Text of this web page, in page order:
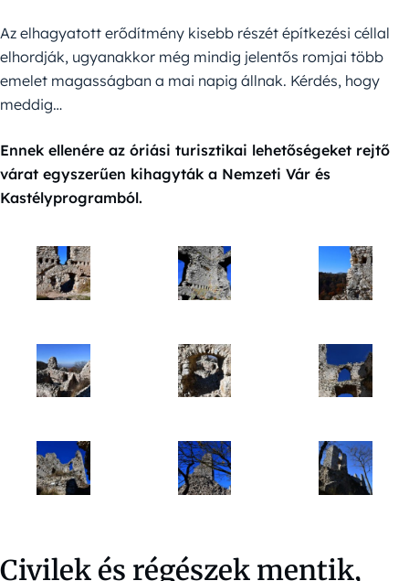
Az elhagyatott erődítmény kisebb részét építkezési céllal
elhordják, ugyanakkor még mindig jelentős romjai több
emelet magasságban a mai napig állnak. Kérdés, hogy
meddig…
Ennek ellenére az óriási turisztikai lehetőségeket rejtő
várat egyszerűen kihagyták a Nemzeti Vár és
Kastélyprogramból.
Civilek és régészek mentik,